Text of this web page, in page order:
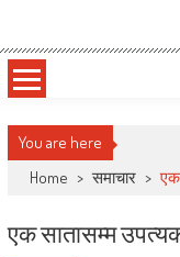
content
Deepshree
You are here
Home > समाचार > एक
एक सातासम्म